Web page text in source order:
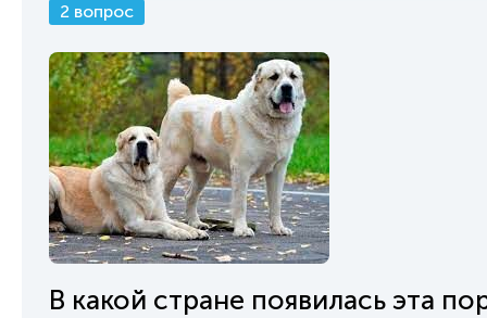
2 вопрос
В какой стране появилась эта